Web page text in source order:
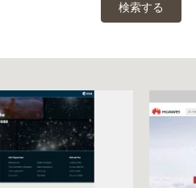
検索する